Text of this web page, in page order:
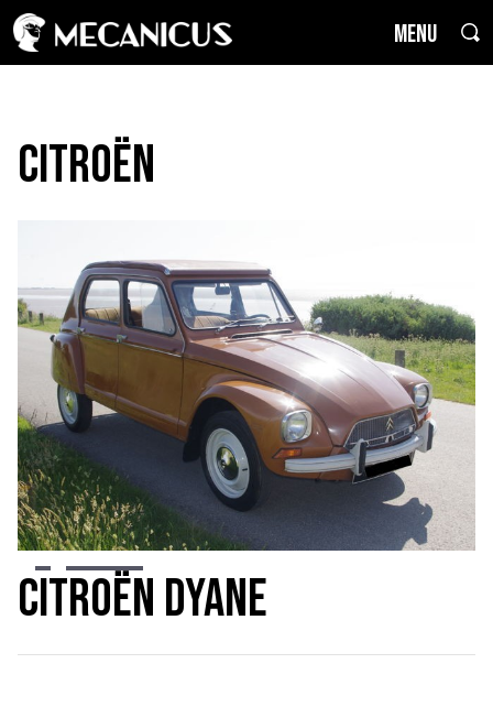
MENU
Citroën
Citroën Dyane